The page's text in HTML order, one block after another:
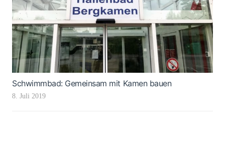
Schwimmbad: Gemeinsam mit Kamen bauen
8. Juli 2019